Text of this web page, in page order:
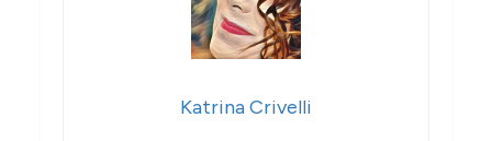
Katrina Crivelli